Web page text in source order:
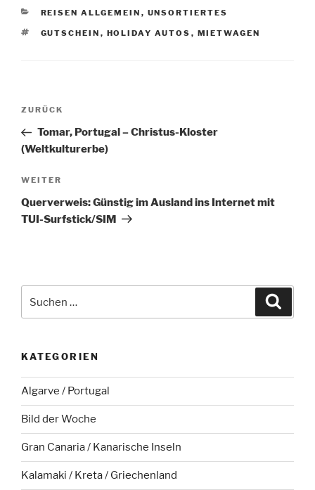
KATEGORIEN
REISEN ALLGEMEIN , UNSORTIERTES
SCHLAGWÖRTER
GUTSCHEIN , HOLIDAY AUTOS , MIETWAGEN
Beitragsnavigation
Vorheriger
Beitrag
ZURÜCK
Tomar, Portugal – Christus-Kloster
(Weltkulturerbe)
Nächster
Beitrag
WEITER
Querverweis: Günstig im Ausland ins Internet mit
TUI-Surfstick/SIM
nach:
KATEGORIEN
Algarve / Portugal
Bild der Woche
Gran Canaria / Kanarische Inseln
Kalamaki / Kreta / Griechenland